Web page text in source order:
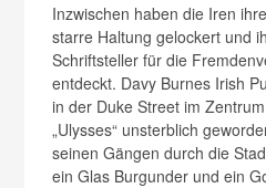
Inzwischen haben die Iren
starre Haltung gelockert und
Schriftsteller für die
entdeckt. Davy Burnes Irish
in der Duke Street im
„Ulysses“ unsterblich
seinen Gängen durch die
ein Glas Burgunder und ein